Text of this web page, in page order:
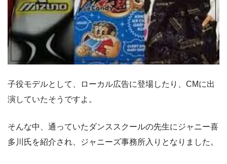
子役モデルとして、ローカル広告に登場したり、CMに出
演していたそうですよ。
そんな中、通っていたダンススクールの先生にジャニー喜
多川氏を紹介され、ジャニーズ事務所入りとなりました。